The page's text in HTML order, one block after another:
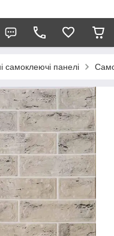
самоклеючі панелі